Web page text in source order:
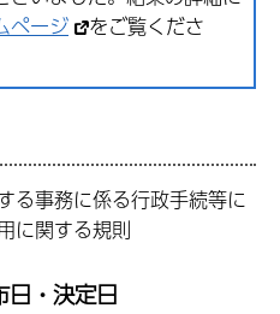
ページ
をご覧くださ
る事務に係る行政手続等に
に関する規則
・決定日